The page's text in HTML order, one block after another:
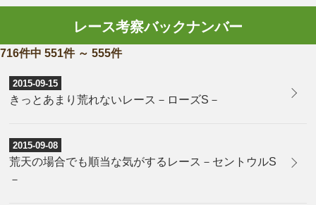
レース考察バックナンバー
716件中 551件 ～ 555件
2015-09-15
きっとあまり荒れないレース－ローズS－
2015-09-08
荒天の場合でも順当な気がするレース－セントウルS
－